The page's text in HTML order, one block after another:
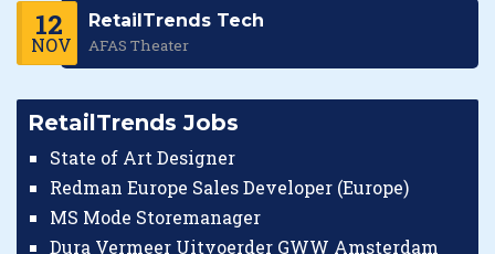
12
NOV
RetailTrends Tech
AFAS Theater
RetailTrends Jobs
State of Art Designer
Redman Europe Sales Developer (Europe)
MS Mode Storemanager
Dura Vermeer Uitvoerder GWW Amsterdam